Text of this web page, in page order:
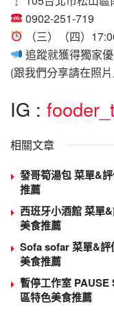
0902-251-719
（三）（四）
追蹤就獲得獨家
(跟我們分享請在照
IG :
相關文章
發哥筍湯包 菜單&
推薦
西班牙小酒館 菜單
美食推薦
Sofa sofar 菜單&評
美食推薦
暫停工作室
區特色美食推薦